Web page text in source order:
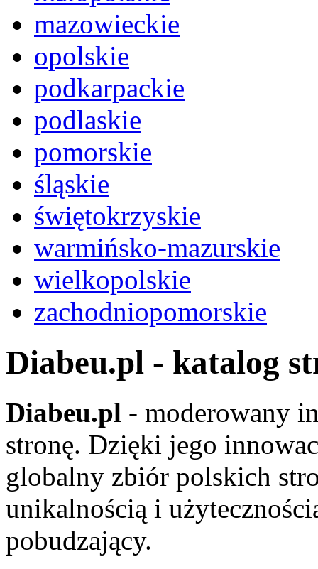
mazowieckie
opolskie
podkarpackie
podlaskie
pomorskie
śląskie
świętokrzyskie
warmińsko-mazurskie
wielkopolskie
zachodniopomorskie
Diabeu.pl - katalog
Diabeu.pl - moderowany
stronę. Dzięki jego
globalny zbiór polskich
unikalnością i
pobudzający.